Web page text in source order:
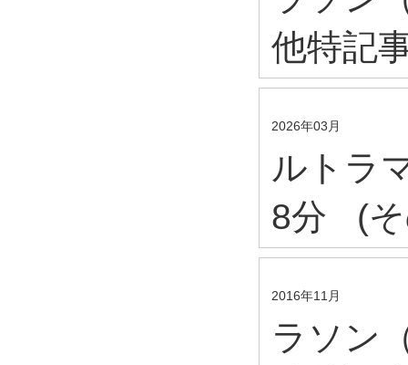
他特記
2026年03月
ルトラ
8分 (そ
2016年11月
ラソン